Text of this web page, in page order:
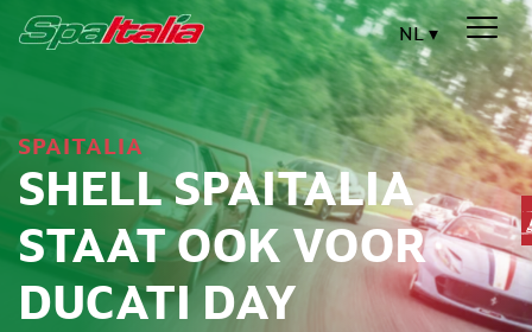
NL
SPAITALIA
SHELL SPAITALIA
STAAT OOK VOOR
DUCATI DAY